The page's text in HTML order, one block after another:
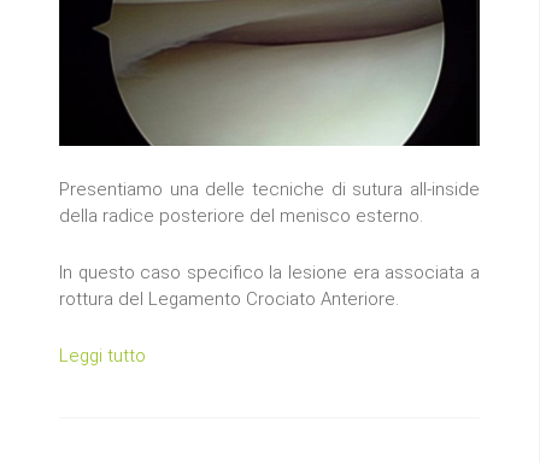
Presentiamo una delle tecniche di sutura all-inside
della radice posteriore del menisco esterno.
In questo caso specifico la lesione era associata a
rottura del Legamento Crociato Anteriore.
Leggi tutto